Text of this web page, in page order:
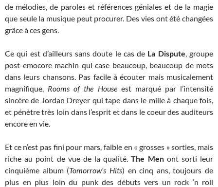
de mélodies, de paroles et références géniales et de la magie
que seule la musique peut procurer. Des vies ont été changées
grâce à ces gens.
Ce qui est d’ailleurs sans doute le cas de La Dispute, groupe
post-emocore machin qui case beaucoup, beaucoup de mots
dans leurs chansons. Pas facile à écouter mais musicalement
magnifique, Rooms of the Houseest marqué par l’intensité
sincère de Jordan Dreyer qui tape dans le mille à chaque fois,
et pénètre très loin dans l’esprit et dans le coeur des auditeurs
encore en vie.
Et ce n’est pas fini pour mars, faible en « grosses » sorties, mais
riche au point de vue de la qualité.The Menont sorti leur
cinquième album (Tomorrow’s Hits) en cinq ans, toujours de
plus en plus loin du punk des débuts vers un rock ‘n roll